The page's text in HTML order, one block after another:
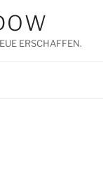
ERSCHAFFEN.